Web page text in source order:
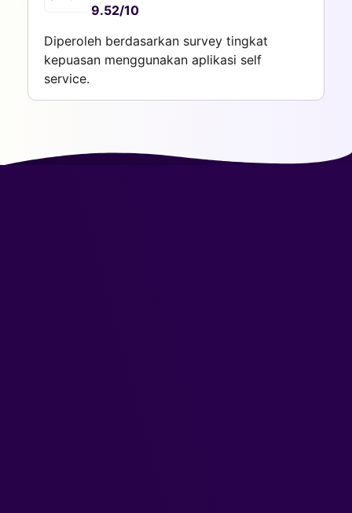
9.52/10
Diperoleh berdasarkan survey tingkat
kepuasan menggunakan aplikasi self
service.